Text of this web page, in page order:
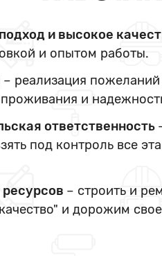
и высокое
и опытом работы.
– реализация
и
ответственность
под контроль все
– строить и
и дорожим